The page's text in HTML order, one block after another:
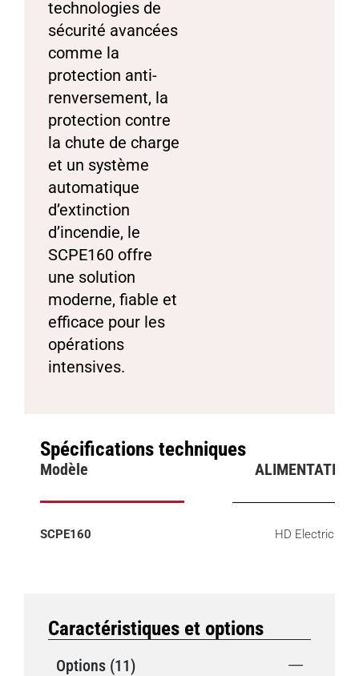
technologies de
sécurité avancées
comme la
protection anti-
renversement, la
protection contre
la chute de charge
et un système
automatique
d’extinction
d’incendie, le
SCPE160 offre
une solution
moderne, fiable et
efficace pour les
opérations
intensives.
Spécifications techniques
Modèle ALIMENTATION
SCPE160 HD Electric
Caractéristiques et options
Options (11)